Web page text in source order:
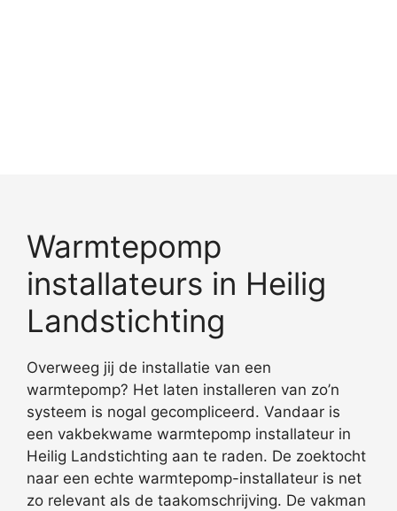
Warmtepomp
installateurs in Heilig
Landstichting
Overweeg jij de installatie van een
warmtepomp? Het laten installeren van zo’n
systeem is nogal gecompliceerd. Vandaar is
een vakbekwame warmtepomp installateur in
Heilig Landstichting aan te raden. De zoektocht
naar een echte warmtepomp-installateur is net
zo relevant als de taakomschrijving. De vakman